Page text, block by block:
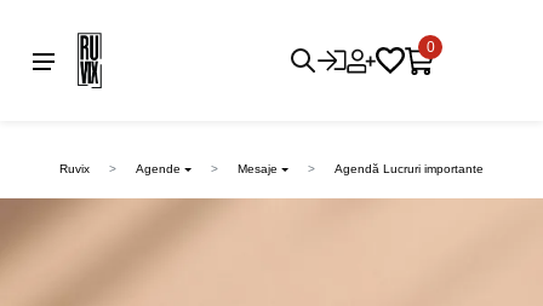
0
Ruvix Agende Mesaje Agendă Lucruri importante